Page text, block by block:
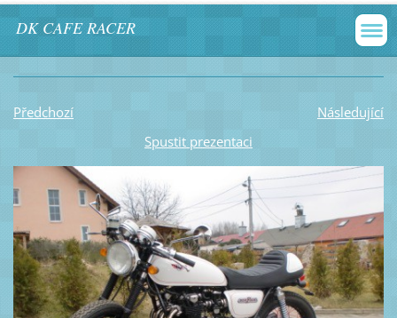
DK CAFE RACER
Předchozí
Následující
Spustit prezentaci